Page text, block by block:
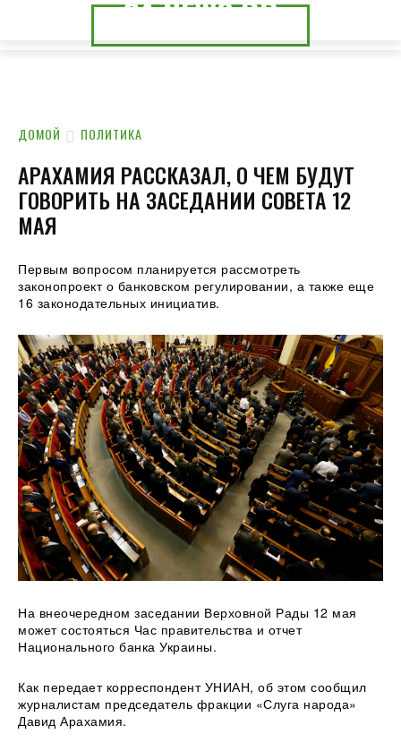
24.NEWS.CK
24.NEWS.DP
ДОМОЙ ПОЛИТИКА
АРАХАМИЯ РАССКАЗАЛ, О ЧЕМ БУДУТ
ГОВОРИТЬ НА ЗАСЕДАНИИ СОВЕТА 12
МАЯ
Первым вопросом планируется рассмотреть
законопроект о банковском регулировании, а также еще
16 законодательных инициатив.
На внеочередном заседании Верховной Рады 12 мая
может состояться Час правительства и отчет
Национального банка Украины.
Как передает корреспондент УНИАН, об этом сообщил
журналистам председатель фракции «Слуга народа»
Давид Арахамия.